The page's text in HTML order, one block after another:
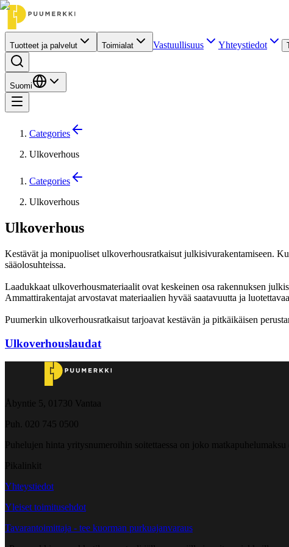
Tuotteet ja palvelut Toimialat Vastuullisuus Yhteystiedot
Suomi
Categories
Ulkoverhous
Categories
Ulkoverhous
Ulkoverhous
Kestävät ja monipuoliset ulkoverhousratkaisut julkisivurakentamiseen.
sääolosuhteissa.
Laadukkaat ulkoverhousmateriaalit ovat keskeinen osa rakennuksen
Ammattirakentajat arvostavat materiaalien hyvää saatavuutta ja
Puumerkin ulkoverhousratkaisut tarjoavat kestävän ja pitkäikäisen
Ulkoverhouslaudat
Åbyntie 5, 01730 Vantaa
Puh. 020 745 0500
Puhelujen hinta yritysnumeroihin soitettaessa on joko
Pikalinkit
Yhteystiedot
Yleiset toimitusehdot
Tavarantoimittaja - tee kuorman purkuajanvaraus